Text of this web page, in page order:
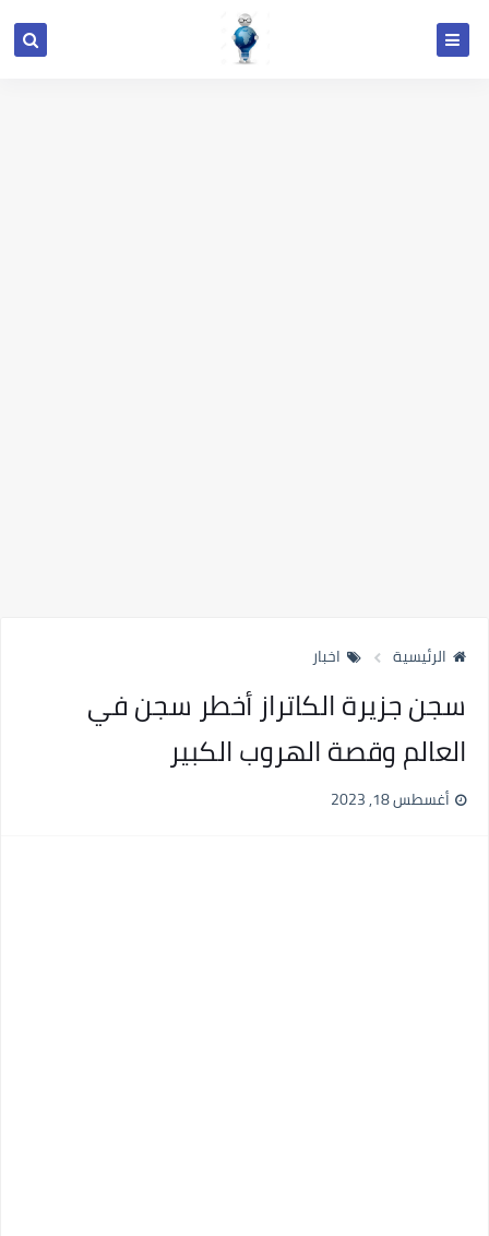
الرئيسية اخبار
سجن جزيرة الكاتراز أخطر سجن في
العالم وقصة الهروب الكبير
أغسطس 18, 2023